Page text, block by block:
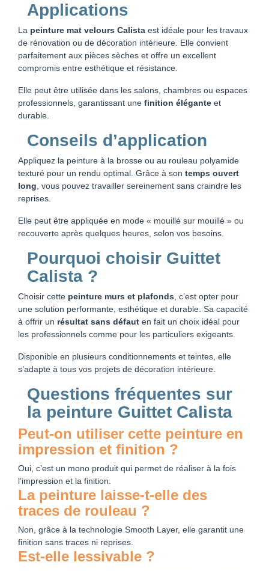
Applications
La peinture mat velours Calista est idéale pour les travaux
de rénovation ou de décoration intérieure. Elle convient
parfaitement aux pièces sèches et offre un excellent
compromis entre esthétique et résistance.
Elle peut être utilisée dans les salons, chambres ou espaces
professionnels, garantissant une finition élégante et
durable.
Conseils d’application
Appliquez la peinture à la brosse ou au rouleau polyamide
texturé pour un rendu optimal. Grâce à son temps ouvert
long , vous pouvez travailler sereinement sans craindre les
reprises.
Elle peut être appliquée en mode « mouillé sur mouillé » ou
recouverte après quelques heures, selon vos besoins.
Pourquoi choisir Guittet
Calista ?
Choisir cette peinture murs et plafonds , c’est opter pour
une solution performante, esthétique et durable. Sa capacité
à offrir un résultat sans défaut en fait un choix idéal pour
les professionnels comme pour les particuliers exigeants.
Disponible en plusieurs conditionnements et teintes, elle
s’adapte à tous vos projets de décoration intérieure.
Questions fréquentes sur
la peinture Guittet Calista
Peut-on utiliser cette peinture en
impression et finition ?
Oui, c’est un mono produit qui permet de réaliser à la fois
l’impression et la finition.
La peinture laisse-t-elle des
traces de rouleau ?
Non, grâce à la technologie Smooth Layer, elle garantit une
finition sans traces ni reprises.
Est-elle lessivable ?